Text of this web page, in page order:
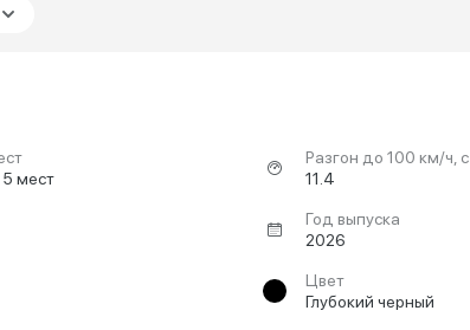
5 мест
Разгон до 100 км/ч, с
11.4
Год выпуска
2026
Цвет
Глубокий черный